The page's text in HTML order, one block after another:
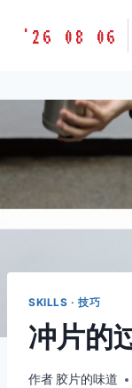
胶
味
LETSFILM
'26 08 06
SKILLS · 技巧
冲片的
作者 胶片的味道